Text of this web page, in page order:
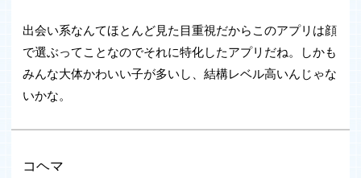
フェイスタップは従来の出会い系アプリ（＝異性紹介事
業）とは異なります。
24時間365日監視させて頂くことによって不正ユーザーの
排除はもちろんのこと、誹謗中傷・公序良俗に反する書き
す。
にバレたりする心配も一切ありません。
出会い系なんてほとんど見た目重視だからこのアプリは顔
で選ぶってことなのでそれに特化したアプリだね。しかも
みんな大体かわいい子が多いし、結構レベル高いんじゃな
いかな。
コヘマ